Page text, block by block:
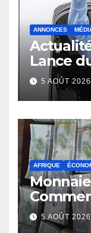
ANNONCES
Lance
5 AOÛT 2026
AFRIQUE
face de
5 AOÛT 2026